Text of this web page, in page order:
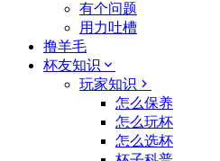
有个问题
用力吐槽
撸羊毛
杯友知识
玩家知识
怎么保养
怎么玩杯
怎么选杯